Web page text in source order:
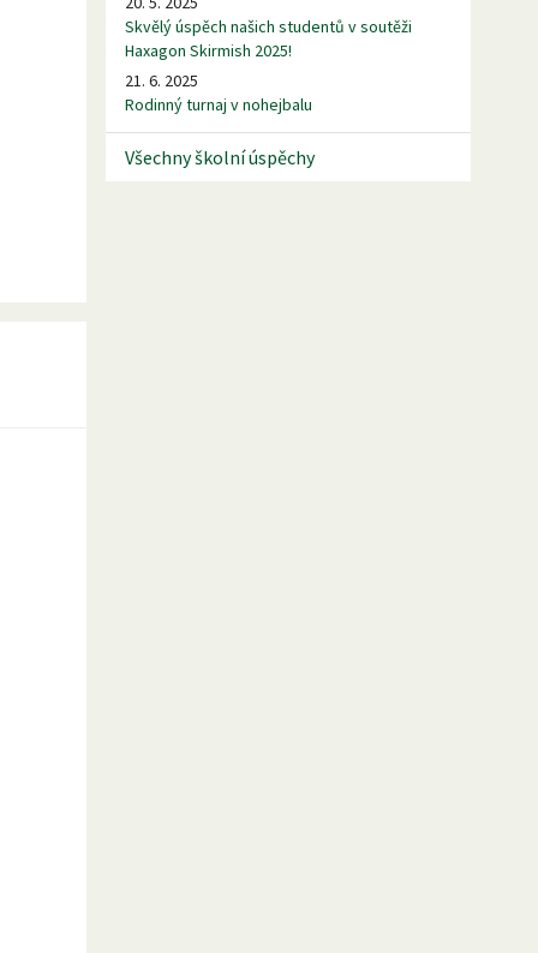
Skvělý úspěch našich studentů v soutěži
Haxagon Skirmish 2025!
21. 6. 2025
Rodinný turnaj v nohejbalu
Všechny školní úspěchy